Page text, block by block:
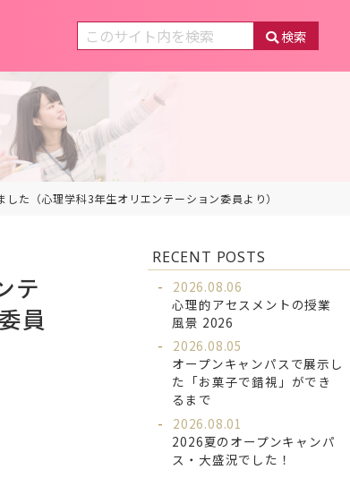
検索
た（心理学科3年生オリエンテーション委員より）
テ
員
RECENT POSTS
2026.08.06
心理的アセスメントの授業
風景 2026
2026.08.05
オープンキャンパスで展示し
た「お菓子で錯視」ができ
るまで
2026.08.01
2026夏のオープンキャンパ
ス・大盛況でした！